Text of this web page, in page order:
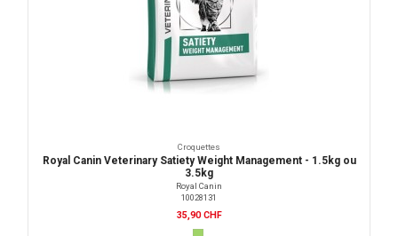
Croquettes
Royal Canin Veterinary Satiety Weight Management - 1.5kg ou
3.5kg
Royal Canin
10028131
35,90 CHF